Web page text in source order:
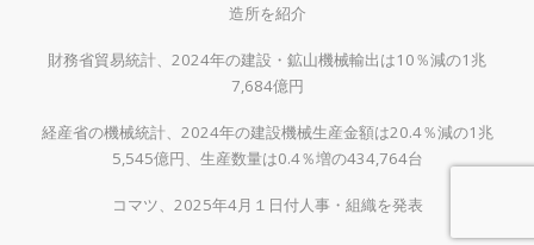
造所を紹介
財務省貿易統計、2024年の建設・鉱山機械輸出は10％減の1兆
7,684億円
経産省の機械統計、2024年の建設機械生産金額は20.4％減の1兆
5,545億円、生産数量は0.4％増の434,764台
コマツ、2025年4月１日付人事・組織を発表